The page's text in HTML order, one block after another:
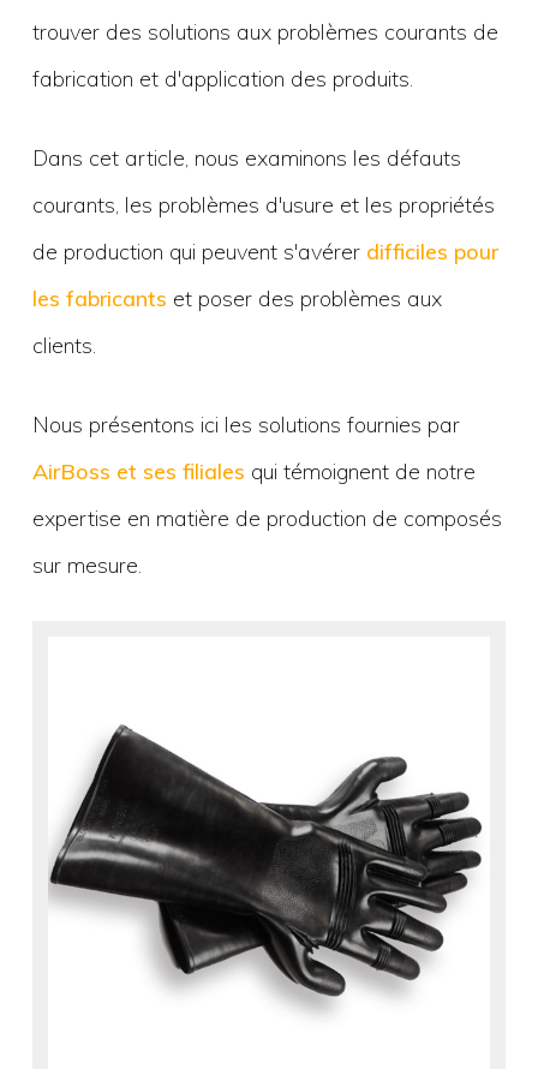
trouver des solutions aux problèmes courants de
fabrication et d'application des produits.
Dans cet article, nous examinons les défauts
courants, les problèmes d'usure et les propriétés
de production qui peuvent s'avérer difficiles pour
les fabricants et poser des problèmes aux
clients.
Nous présentons ici les solutions fournies par
AirBoss et ses filiales qui témoignent de notre
expertise en matière de production de composés
sur mesure.